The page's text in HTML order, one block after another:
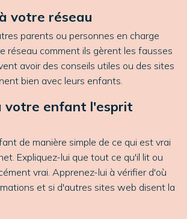
votre réseau
parents ou personnes en charge
réseau comment ils gèrent les fausses
avoir des conseils utiles ou des sites
bien avec leurs enfants.
votre enfant l'esprit
de manière simple de ce qui est vrai
Expliquez-lui que tout ce qu'il lit ou
vrai. Apprenez-lui à vérifier d'où
et si d'autres sites web disent la